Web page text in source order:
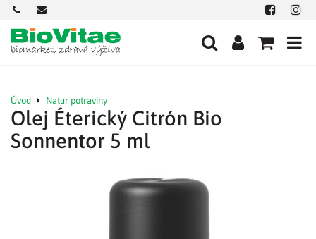
+421
901
712
584
office@biovitae.sk Facebook
Úvod Natur potraviny
Olej Éterický Citrón Bio
Sonnentor 5 ml